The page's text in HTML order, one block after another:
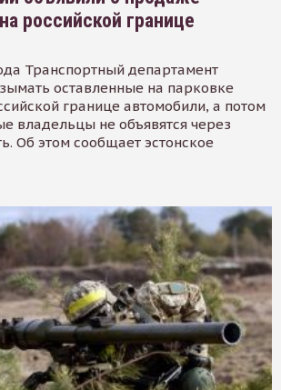
российской границе
Транспортный департамент
оставленные на парковке
границе автомобили, а потом
владельцы не объявятся через
Об этом сообщает эстонское